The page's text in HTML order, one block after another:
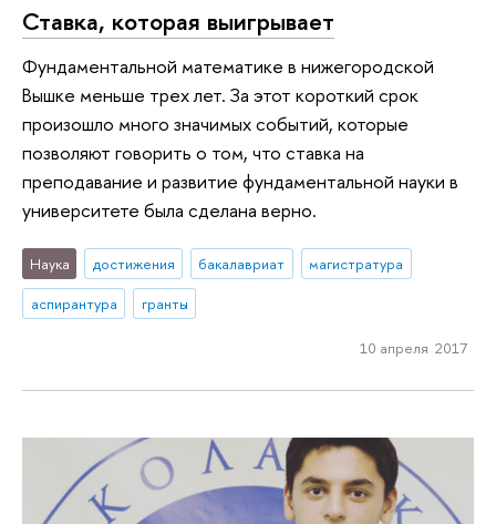
Ставка, которая выигрывает
Фундаментальной математике в нижегородской
Вышке меньше трех лет. За этот короткий срок
произошло много значимых событий, которые
позволяют говорить о том, что ставка на
преподавание и развитие фундаментальной науки в
университете была сделана верно.
Наука достижения бакалавриат
магистратура
аспирантура
гранты
10 апреля 2017